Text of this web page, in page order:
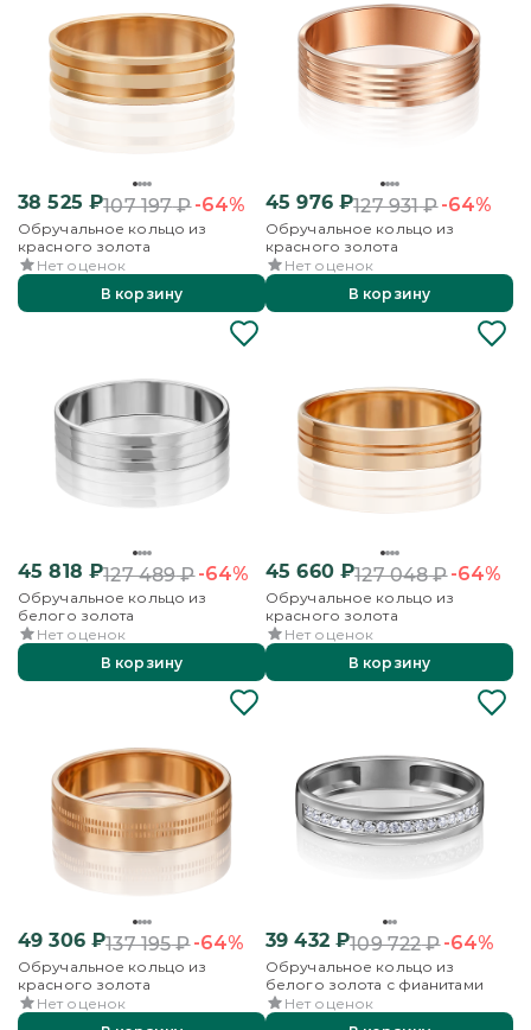
38 525 ₽107 197₽-64%
Обручальное кольцо из
красного золота
Нет оценок
В корзину
45 976₽127 931₽-64%
Обручальное кольцо из
красного золота
Нет оценок
В корзину
45 818 ₽127 489₽-64%
Обручальное кольцо из
белого золота
Нет оценок
В корзину
45 660₽127 048₽-64%
Обручальное кольцо из
красного золота
Нет оценок
В корзину
49 306₽137 195₽-64%
Обручальное кольцо из
красного золота
Нет оценок
39 432₽109 722₽-64%
Обручальное кольцо из
белого золота с фианитами
Нет оценок